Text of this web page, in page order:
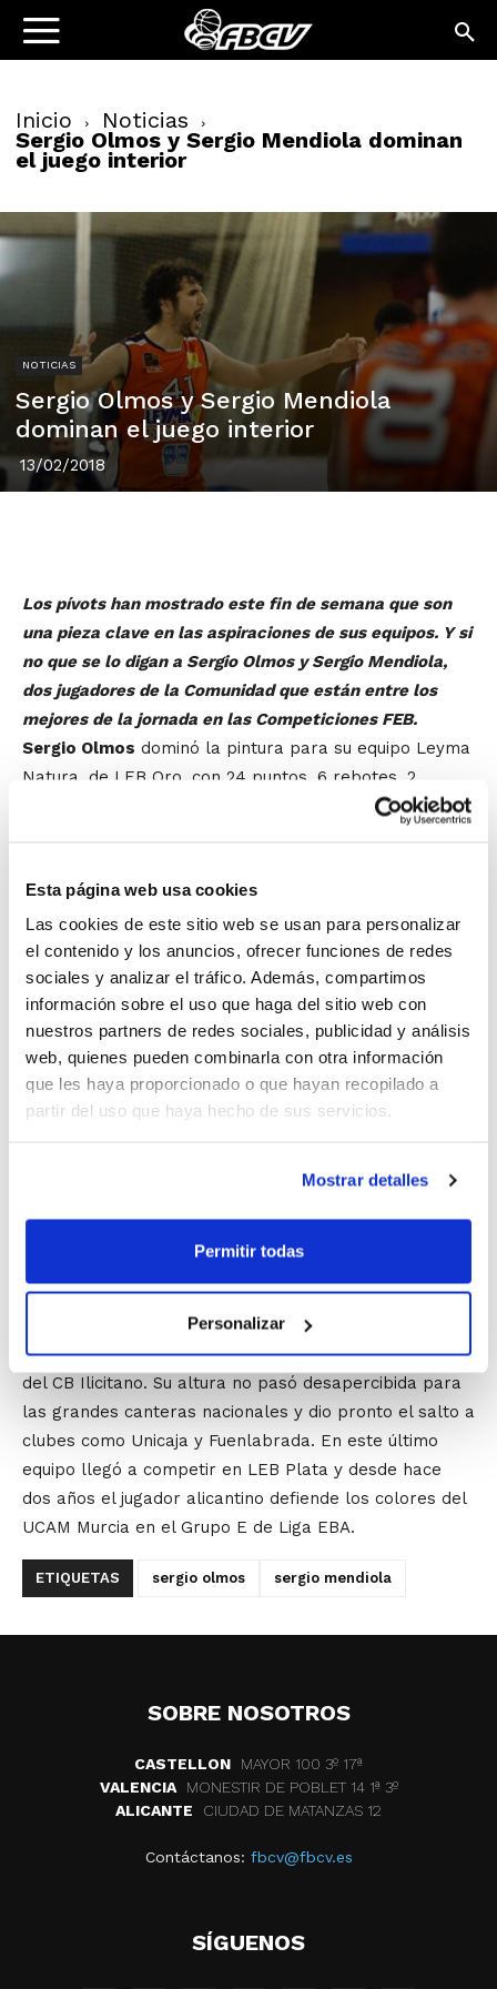
Esta página web usa cookies
Las cookies de este sitio web se usan para personalizar
el contenido y los anuncios, ofrecer funciones de redes
sociales y analizar el tráfico. Además, compartimos
información sobre el uso que haga del sitio web con
nuestros partners de redes sociales, publicidad y análisis
web, quienes pueden combinarla con otra información
que les haya proporcionado o que hayan recopilado a
partir del uso que haya hecho de sus servicios.
Mostrar detalles
Permitir todas
Personalizar
Inicio Noticias
Sergio Olmos y Sergio Mendiola dominan
el juego interior
NOTICIAS
Sergio Olmos y Sergio Mendiola
dominan el juego interior
13/02/2018
Los pívots han mostrado este fin de semana que son
una pieza clave en las aspiraciones de sus equipos. Y si
no que se lo digan a Sergio Olmos y Sergio Mendiola,
dos jugadores de la Comunidad que están entre los
mejores de la jornada en las Competiciones FEB.
Sergio Olmos dominó la pintura para su equipo Leyma
Natura, de LEB Oro, con 24 puntos, 6 rebotes, 2
asistencias, 1 tapón y 5 faltas recibidas para un total
La superiordad en el juego interior de
también se hizo patente en esta jornada de Liga EBA,
aunque su equipo UCAM Murcia perdió en los últimos
segundos ante L'Alfàs Sha Wellness Clínic.
Sergio Olmos debutó en el baloncesto de la mano del
C.B. Elda. Tras destacar en las categorías inferiores
de su club, terminó su formación en el N.B. Torrent y el
Valencia B.C. antes de iniciar la aventura americana en
regreso a España en la temporada 2009/10, Sergio
temporada en el conjunto gallego.
Sergio Mendiola se formó en las categorías inferiores
del CB Ilicitano. Su altura no pasó desapercibida para
las grandes canteras nacionales y dio pronto el salto a
clubes como Unicaja y Fuenlabrada. En este último
equipo llegó a competir en LEB Plata y desde hace
dos años el jugador alicantino defiende los colores del
UCAM Murcia en el Grupo E de Liga EBA.
ETIQUETAS sergio olmos sergio mendiola
SOBRE NOSOTROS
CASTELLON
MAYOR 100 3º 17ª
VALENCIA
MONESTIR DE POBLET 14 1ª 3º
ALICANTE
CIUDAD DE MATANZAS 12
Contáctanos: fbcv@fbcv.es
SÍGUENOS